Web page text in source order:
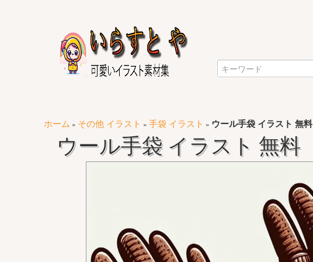
ホーム » その他 イラスト » 手袋 イラスト » ウール手袋 イラスト 無料
ウール手袋 イラスト 無料